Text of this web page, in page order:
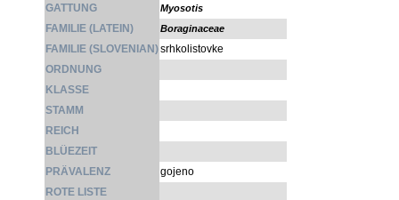
GATTUNG
Myosotis
FAMILIE (LATEIN) Boraginaceae
FAMILIE (SLOVENIAN)srhkolistovke
ORDNUNG
KLASSE
STAMM
REICH
BLÜEZEIT
PRÄVALENZ
gojeno
ROTE LISTE